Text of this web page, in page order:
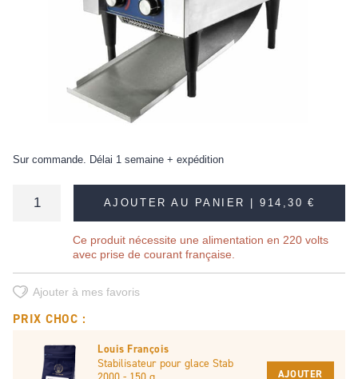
Sur commande. Délai 1 semaine + expédition
AJOUTER AU PANIER |914,30 €
Ce produit nécessite une alimentation en 220 volts
avec prise de courant française.
Ajouter à mes favoris
PRIX CHOC :
Louis François
Stabilisateur pour glace Stab
2000 - 150 g
AJOUTER